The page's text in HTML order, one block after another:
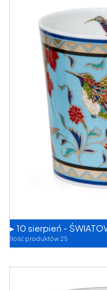
▸ 10 sierpień -
Ilość produktów 25